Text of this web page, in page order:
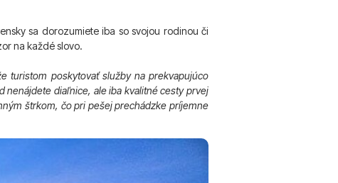
sa dorozumiete iba so svojou rodinou či
na každé slovo.
turistom poskytovať služby na prekvapujúco
nenájdete diaľnice, ale iba kvalitné cesty prvej
štrkom, čo pri pešej prechádzke príjemne